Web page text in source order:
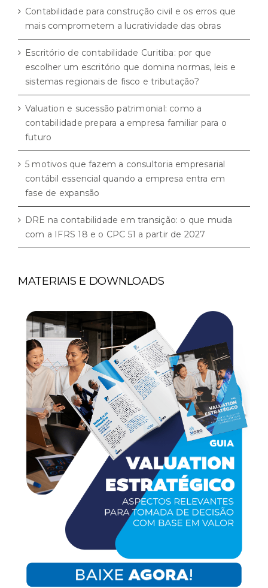
Contabilidade para construção civil e os erros que
mais comprometem a lucratividade das obras
Escritório de contabilidade Curitiba: por que
escolher um escritório que domina normas, leis e
sistemas regionais de fisco e tributação?
Valuation e sucessão patrimonial: como a
contabilidade prepara a empresa familiar para o
futuro
5 motivos que fazem a consultoria empresarial
contábil essencial quando a empresa entra em
fase de expansão
DRE na contabilidade em transição: o que muda
com a IFRS 18 e o CPC 51 a partir de 2027
MATERIAIS E DOWNLOADS